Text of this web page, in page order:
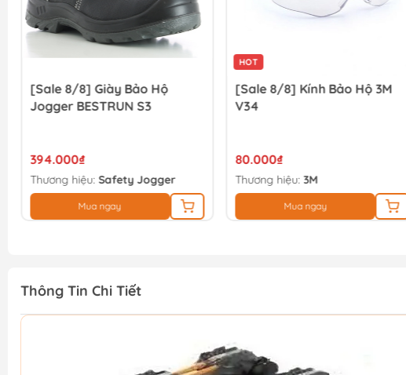
[Sale 8/8] Giày Bảo Hộ
Jogger BESTRUN S3
394.000₫
Thương hiệu: Safety Jogger
Mua ngay
HOT
[Sale 8/8] Kính Bảo Hộ 3M
V34
80.000₫
Thương hiệu:3M
Mua ngay
Thông Tin Chi Tiết